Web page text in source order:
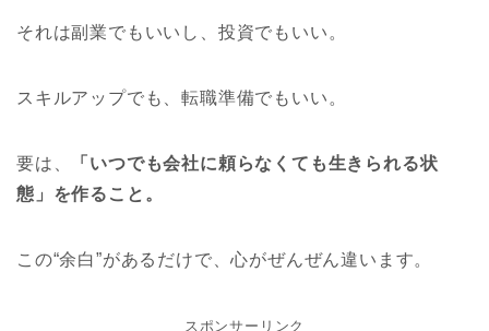
それは副業でもいいし、投資でもいい。
スキルアップでも、転職準備でもいい。
要は、
「いつでも会社に頼らなくても生きられる状
態」を作ること。
この“余白”があるだけで、心がぜんぜん違います。
スポンサーリンク